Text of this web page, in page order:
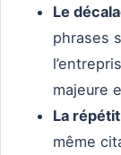
Le
phrases
majeure
La
même